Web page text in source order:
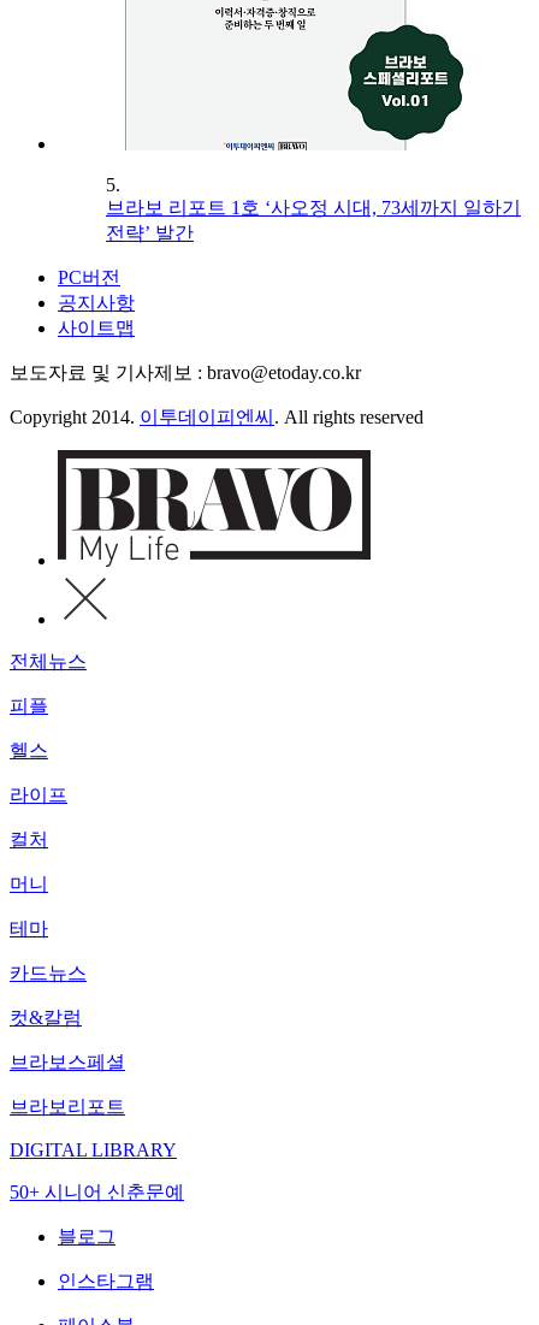
5.
브라보 리포트 1호 ‘사오정 시대, 73세까지 일하기
전략’ 발간
PC버전
공지사항
사이트맵
보도자료 및 기사제보 : bravo@etoday.co.kr
Copyright 2014. 이투데이피엔씨 . All rights reserved
전체뉴스
피플
헬스
라이프
컬처
머니
테마
카드뉴스
컷&칼럼
브라보스페셜
브라보리포트
DIGITAL LIBRARY
50+ 시니어 신춘문예
블로그
인스타그램